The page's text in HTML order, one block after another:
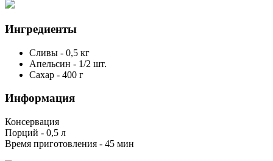
Ингредиенты
Сливы - 0,5 кг
Апельсин - 1/2 шт.
Сахар - 400 г
Информация
Консервация
Порций - 0,5 л
Время приготовления - 45 мин